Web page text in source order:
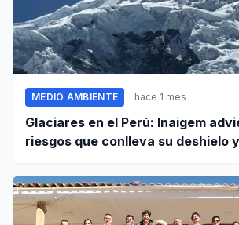
MEDIO AMBIENTE hace 1 mes
Glaciares en el Perú: Inaigem
riesgos que conlleva su deshielo